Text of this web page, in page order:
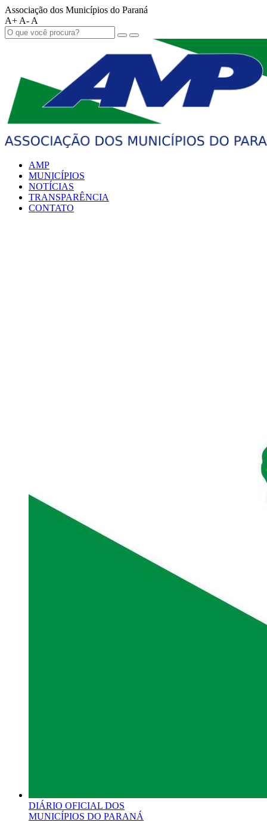
Associação dos Municípios do Paraná
A+ A- A
AMP
MUNICÍPIOS
NOTÍCIAS
TRANSPARÊNCIA
CONTATO
DIÁRIO OFICIAL DOS
MUNICÍPIOS DO PARANÁ